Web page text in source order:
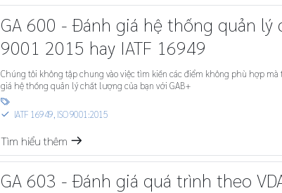
GA 600 - Đánh giá hệ thống quản lý
9001_2015 hay IATF 16949
Chúng tôi không tập chung vào việc tìm kiến các điểm không phù hợp mà tập trung vào
giá hệ thống quản lý chất lượng của bạn với GAB+

S
IATF 16949, ISO 9001:2015
Tìm hiểu thêm m
GA 603 - Đánh giá quá trình theo